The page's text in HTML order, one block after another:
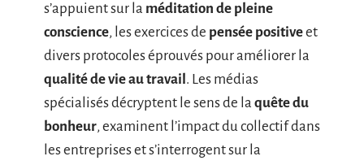
s’appuient sur la méditation de pleine
conscience, les exercices de pensée positiveet
divers protocoles éprouvés pour améliorer la
qualité de vie au travail. Les médias
spécialisés décryptent le sens de la quête du
bonheur, examinent l’impact du collectif dans
les entreprises et s’interrogent sur la